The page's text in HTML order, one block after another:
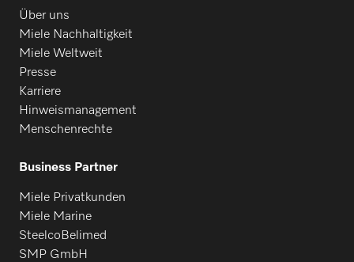
Über uns
Miele Nachhaltigkeit
Miele Weltweit
Presse
Karriere
Hinweismanagement
Menschenrechte
Business Partner
Miele Privatkunden
Miele Marine
SteelcoBelimed
SMP GmbH